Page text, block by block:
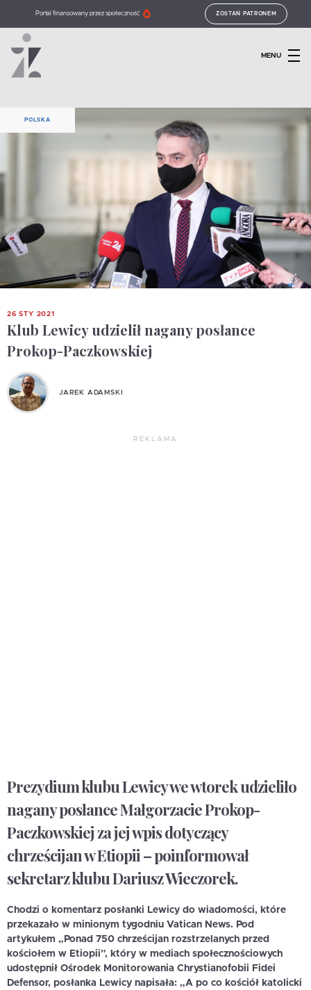
Portal finansowany przez społeczność ZOSTAŃ PATRONEM
MENU
POLSKA
26 STY 2021
Klub Lewicy udzielił nagany posłance
Prokop-Paczkowskiej
JAREK ADAMSKI
REKLAMA
Prezydium klubu Lewicy we wtorek udzieliło
nagany posłance Małgorzacie Prokop-
Paczkowskiej za jej wpis dotyczący
chrześcijan w Etiopii – poinformował
sekretarz klubu Dariusz Wieczorek.
Chodzi o komentarz posłanki Lewicy do wiadomości, które
przekazało w minionym tygodniu Vatican News. Pod
artykułem „Ponad 750 chrześcijan rozstrzelanych przed
kościołem w Etiopii”, który w mediach społecznościowych
udostępnił Ośrodek Monitorowania Chrystianofobii Fidei
Defensor, posłanka Lewicy napisała: „A po co kościół katolicki